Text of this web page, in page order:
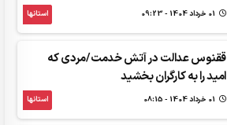
استانها
ققنوس عدالت در آتش خدمت/مردی که
‌امید را به کارگران بخشید
استانها